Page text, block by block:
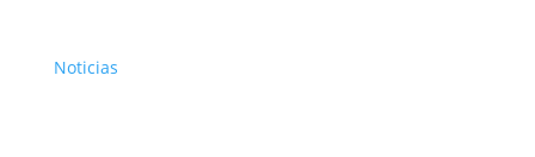
Noticias